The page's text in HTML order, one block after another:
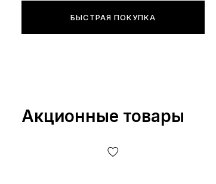
БЫСТРАЯ ПОКУПКА
Акционные товары